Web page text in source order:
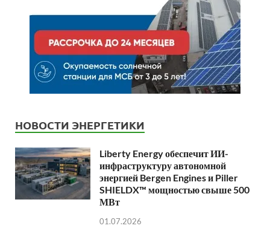
НОВОСТИ ЭНЕРГЕТИКИ
Liberty Energy обеспечит ИИ-
инфраструктуру автономной
энергией Bergen Engines и Piller
SHIELDX™ мощностью свыше 500
МВт
01.07.2026